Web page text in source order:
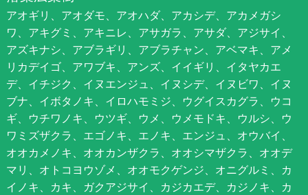
アオギリ、アオダモ、アオハダ、アカシデ、アカメガシ
ワ、アキグミ、アキニレ、アサガラ、アサダ、アジサイ、
アズキナシ、アブラギリ、アブラチャン、アベマキ、アメ
リカデイゴ、アワブキ、アンズ、イイギリ、イタヤカエ
デ、イチジク、イヌエンジュ、イヌシデ、イヌビワ、イヌ
ブナ、イボタノキ、イロハモミジ、ウグイスカグラ、ウコ
ギ、ウチワノキ、ウツギ、ウメ、ウメモドキ、ウルシ、ウ
ワミズザクラ、エゴノキ、エノキ、エンジュ、オウバイ、
オオカメノキ、オオカンザクラ、オオシマザクラ、オオデ
マリ、オトコヨウゾメ、オオモクゲンジ、オニグルミ、カ
イノキ、カキ、ガクアジサイ、カジカエデ、カジノキ、カ